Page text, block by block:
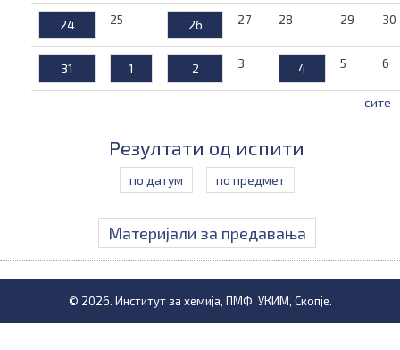
24 25 26 27 28 29 30
31 1 2 3 4 5 6
сите
Резултати од испити
по датум по предмет
Материјали за предавања
© 2026. Институт за хемија, ПМФ, УКИМ, Скопје.